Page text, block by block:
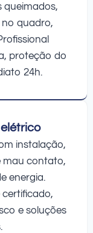
queimados,
quadro,
proteção do
24h.
instalação,
mau contato,
energia.
e soluções